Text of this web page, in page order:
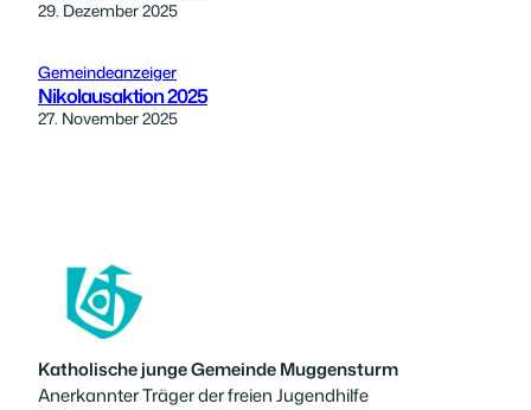
29. Dezember 2025
Gemeindeanzeiger
Nikolausaktion 2025
27. November 2025
Katholische junge Gemeinde Muggensturm
Anerkannter Träger der freien Jugendhilfe